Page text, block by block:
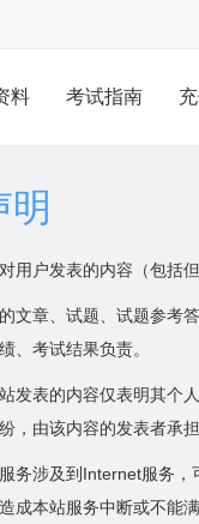
料 考试指南
明
用户发表的内容（包括
文章、试题、试题参考
、考试结果负责。
发表的内容仅表明其个
，由该内容的发表者承
务涉及到Internet服务
成本站服务中断或不能